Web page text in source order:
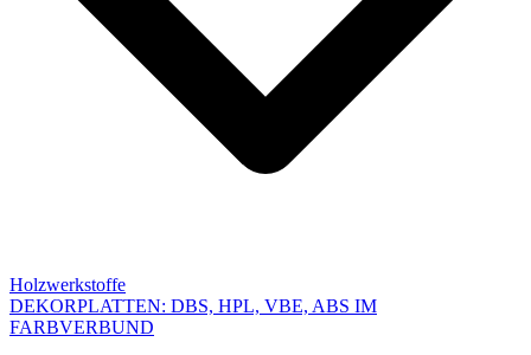
Holzwerkstoffe
DEKORPLATTEN: DBS, HPL, VBE, ABS IM
FARBVERBUND